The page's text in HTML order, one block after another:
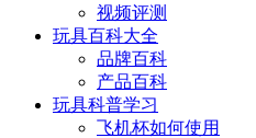
视频评测
玩具百科大全
品牌百科
产品百科
玩具科普学习
飞机杯如何使用